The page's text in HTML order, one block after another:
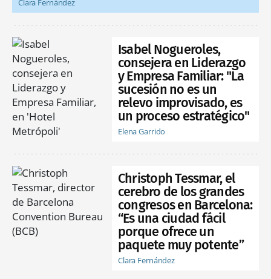
Isabel Nogueroles,
consejera en Liderazgo
y Empresa Familiar: "La
sucesión no es un
relevo improvisado, es
un proceso estratégico"
Elena Garrido
Christoph Tessmar, el
cerebro de los grandes
congresos en Barcelona:
“Es una ciudad fácil
porque ofrece un
paquete muy potente”
Clara Fernández